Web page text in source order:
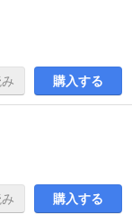
購入する
購入する